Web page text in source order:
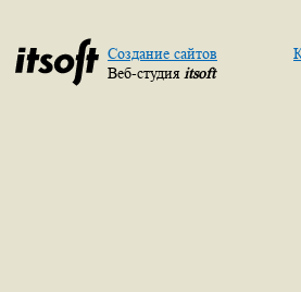
Создание сайтов
Веб-студия itsoft